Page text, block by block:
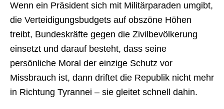
Wenn ein Präsident sich mit Militärparaden umgibt,
die Verteidigungsbudgets auf obszöne Höhen
treibt, Bundeskräfte gegen die Zivilbevölkerung
einsetzt und darauf besteht, dass seine
persönliche Moral der einzige Schutz vor
Missbrauch ist, dann driftet die Republik nicht mehr
in Richtung Tyrannei – sie gleitet schnell dahin.